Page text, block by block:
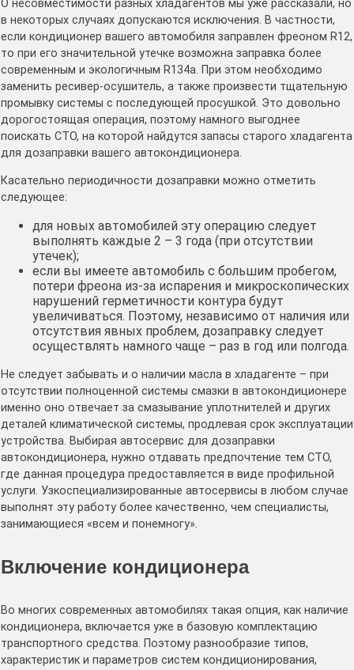
О несовместимости разных хладагентов мы уже рассказали, но
в некоторых случаях допускаются исключения. В частности,
если кондиционер вашего автомобиля заправлен фреоном R12,
то при его значительной утечке возможна заправка более
современным и экологичным R134a. При этом необходимо
заменить ресивер-осушитель, а также произвести тщательную
промывку системы с последующей просушкой. Это довольно
дорогостоящая операция, поэтому намного выгоднее
поискать СТО, на которой найдутся запасы старого хладагента
для дозаправки вашего автокондиционера.
Касательно периодичности дозаправки можно отметить
следующее:
для новых автомобилей эту операцию следует
выполнять каждые 2 – 3 года (при отсутствии
утечек);
если вы имеете автомобиль с большим пробегом,
потери фреона из-за испарения и микроскопических
нарушений герметичности контура будут
увеличиваться. Поэтому, независимо от наличия или
отсутствия явных проблем, дозаправку следует
осуществлять намного чаще – раз в год или полгода.
Не следует забывать и о наличии масла в хладагенте – при
отсутствии полноценной системы смазки в автокондиционере
именно оно отвечает за смазывание уплотнителей и других
деталей климатической системы, продлевая срок эксплуатации
устройства. Выбирая автосервис для дозаправки
автокондиционера, нужно отдавать предпочтение тем СТО,
где данная процедура предоставляется в виде профильной
услуги. Узкоспециализированные автосервисы в любом случае
выполнят эту работу более качественно, чем специалисты,
занимающиеся «всем и понемногу».
Включение кондиционера
Во многих современных автомобилях такая опция, как наличие
кондиционера, включается уже в базовую комплектацию
транспортного средства. Поэтому разнообразие типов,
характеристик и параметров систем кондиционирования,